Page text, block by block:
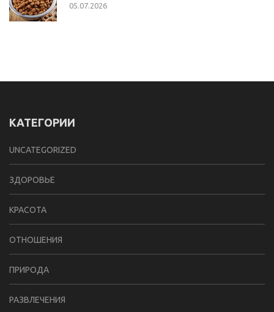
05.07.2026
КАТЕГОРИИ
UNCATEGORIZED
ЗДОРОВЬЕ
КРАСОТА
ОТНОШЕНИЯ
ПРИРОДА
РАЗВЛЕЧЕНИЯ